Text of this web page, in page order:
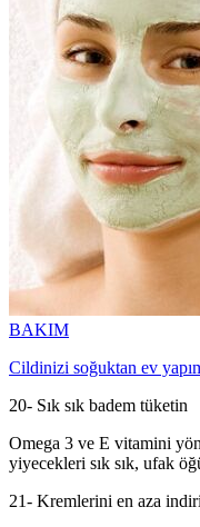
BAKIM
Cildinizi soğuktan ev
20- Sık sık badem tüketin
Omega 3 ve E vitamini
yiyecekleri sık sık, ufak
21- Kremlerini en aza